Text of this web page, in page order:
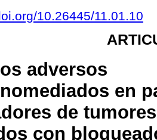
10.26445/11.01.10
adversos
en
de
con